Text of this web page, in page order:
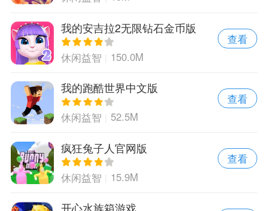
我的安吉拉2无限钻石金币版
休闲益智 150.0M
查看
我的跑酷世界中文版
休闲益智 52.5M
查看
疯狂兔子人官网版
休闲益智 15.9M
查看
开心水族箱游戏